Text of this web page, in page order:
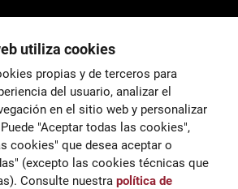
utiliza cookies
propias y de terceros para
del usuario, analizar el
en el sitio web y personalizar
"Aceptar todas las cookies",
cookies" que desea aceptar o
(excepto las cookies técnicas que
Consulte nuestra política de